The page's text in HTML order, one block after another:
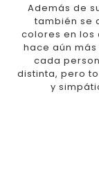
Además de
también se
colores en los
hace aún
cada
distinta, pero
y